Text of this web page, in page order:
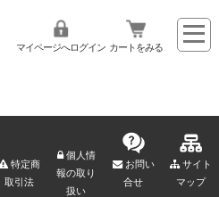
マイページへログイン カートをみる
特定商
取引法
個人情
報の取り
扱い
お問い
合せ
サイト
マップ